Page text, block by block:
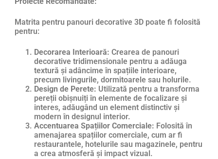
Matrita pentru panouri decorative 3D poate fi folosită
pentru:
Decorarea Interioară: Crearea de panouri
decorative tridimensionale pentru a adăuga
textură și adâncime în spațiile interioare,
precum livingurile, dormitoarele sau holurile.
Design de Perete: Utilizată pentru a transforma
pereții obișnuiți în elemente de focalizare și
interes, adăugând un element distinctiv și
modern în designul interior.
Accentuarea Spațiilor Comerciale: Folosită în
amenajarea spațiilor comerciale, cum ar fi
restaurantele, hotelurile sau magazinele, pentru
a crea atmosferă și impact vizual.